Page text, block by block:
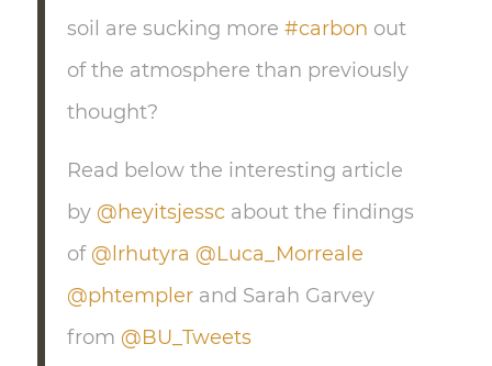
soil are sucking more #carbon out
of the atmosphere than previously
thought?
Read below the interesting article
by @heyitsjesscabout the findings
of @lrhutyra @Luca_Morreale
@phtemplerand Sarah Garvey
from @BU_Tweets